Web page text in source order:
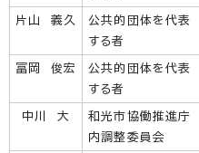
片山 義久
公共的団体を代表
する者
冨岡 俊宏
公共的団体を代表
する者
中川 大
和光市協働推進庁
内調整委員会